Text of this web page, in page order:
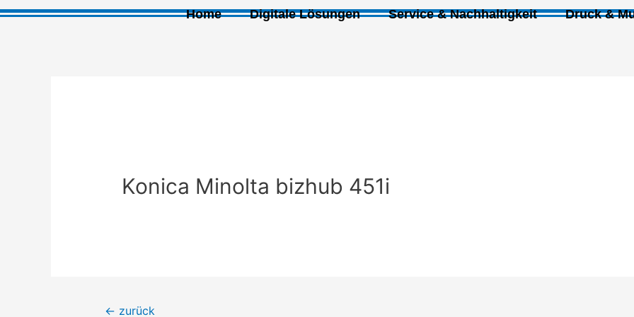
Home Digitale Lösungen Service & Nachhaltigkeit Druck &
Konica Minolta bizhub 451i
← zurück